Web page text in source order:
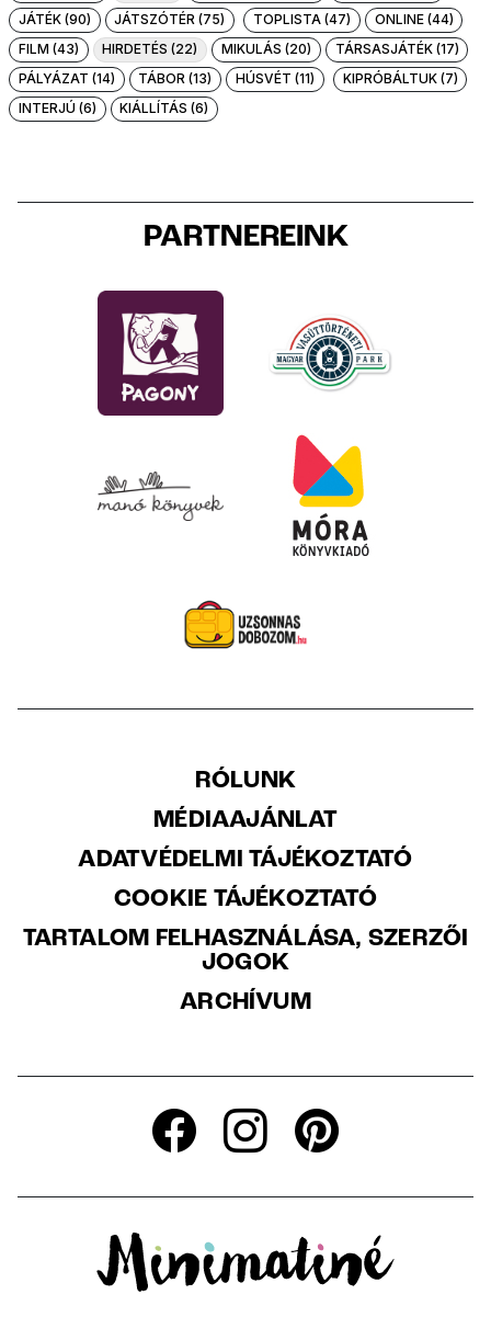
JÁTÉK (90)
JÁTSZÓTÉR (75) TOPLISTA (47)
ONLINE (44)
FILM (43)
HIRDETÉS (22) MIKULÁS (20)
TÁRSASJÁTÉK (17)
PÁLYÁZAT (14)
TÁBOR (13) HÚSVÉT (11)
KIPRÓBÁLTUK (7)
INTERJÚ (6)
KIÁLLÍTÁS (6)
PARTNEREINK
RÓLUNK
MÉDIAAJÁNLAT
ADATVÉDELMI TÁJÉKOZTATÓ
COOKIE TÁJÉKOZTATÓ
TARTALOM FELHASZNÁLÁSA, SZERZŐI
JOGOK
ARCHÍVUM